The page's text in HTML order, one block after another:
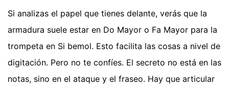
Si analizas el papel que tienes delante, verás que la
armadura suele estar en Do Mayor o Fa Mayor para la
trompeta en Si bemol. Esto facilita las cosas a nivel de
digitación. Pero no te confíes. El secreto no está en las
notas, sino en el ataque y el fraseo. Hay que articular